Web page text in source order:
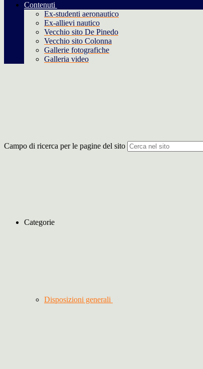
Contenuti
Ex-studenti aeronautico
Ex-allievi nautico
Vecchio sito De Pinedo
Vecchio sito Colonna
Gallerie fotografiche
Galleria video
Campo di ricerca per le pagine del sito
Categorie
Disposizioni generali